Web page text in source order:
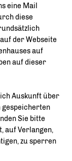
eine Mail
diese
der Webseite
auf
auf dieser
Auskunft über
gespeicherten
Sie bitte
auf Verlangen,
zu sperren